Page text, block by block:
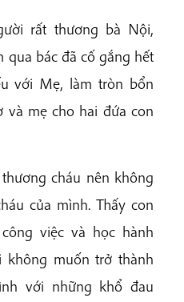
rất thương bà Nội,
qua bác đã cố gắng hết
với Mẹ, làm tròn bổn
và mẹ cho hai đứa con
cháu nên không
của mình. Thấy con
việc và học hành
không muốn trở thành
với những khổ đau